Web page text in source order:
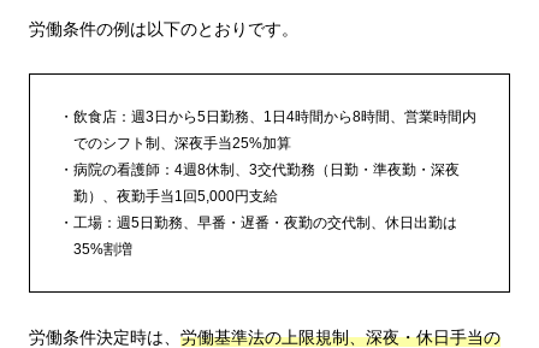
労働条件の例は以下のとおりです。
飲食店：週3日から5日勤務、1日4時間から8時間、営業時間内
でのシフト制、深夜手当25%加算
病院の看護師：4週8休制、3交代勤務（日勤・準夜勤・深夜
勤）、夜勤手当1回5,000円支給
工場：週5日勤務、早番・遅番・夜勤の交代制、休日出勤は
35%割増
労働条件決定時は、 労働基準法の上限規制、深夜・休日手当の